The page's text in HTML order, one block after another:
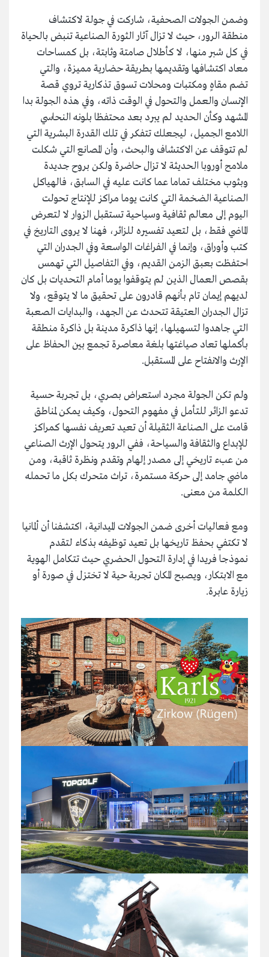
وضمن الجولات الصحفية، شاركت في جولة لاكتشاف
منطقة الرور، حيث لا تزال آثار الثورة الصناعية تنبض بالحياة
في كل شبر منها، لا كأطلال صامتة وثابتة، بل كمساحات
معاد اكتشافها وتقديمها بطريقة حضارية مميزة، والتي
تضم مقاهٍ ومكتبات ومحلات تسوق تذكارية تروي قصة
الإنسان والعمل والتحول في الوقت ذاته، وفي هذه الجولة بدا
المشهد وكأن الحديد لم يبرد بعد محتفظا بلونه النحاسي
اللامع الجميل، ليجعلك تتفكر في تلك القدرة البشرية التي
لم تتوقف عن الاكتشاف والبحث، وأن المصانع التي شكلت
ملامح أوروبا الحديثة لا تزال حاضرة ولكن بروح جديدة
وبثوب مختلف تماما عما كانت عليه في السابق، فالهياكل
الصناعية الضخمة التي كانت يوما مراكز للإنتاج تحولت
اليوم إلى معالم ثقافية وسياحية تستقبل الزوار لا لتعرض
الماضي فقط، بل لتعيد تفسيره للزائر، فهنا لا يروى التاريخ في
كتب وأوراق، وإنما في الفراغات الواسعة وفي الجدران التي
احتفظت بعبق الزمن القديم، وفي التفاصيل التي تهمس
بقصص العمال الذين لم يتوقفوا يوما أمام التحديات بل كان
لديهم إيمان تام بأنهم قادرون على تحقيق ما لا يتوقع، ولا
تزال الجدران العتيقة تتحدث عن الجهد، والبدايات الصعبة
التي جاهدوا لتسهيلها، إنها ذاكرة مدينة بل ذاكرة منطقة
بأكملها تعاد صياغتها بلغة معاصرة تجمع بين الحفاظ على
الإرث والانفتاح على المستقبل.
ولم تكن الجولة مجرد استعراض بصري، بل تجربة حسية
تدعو الزائر للتأمل في مفهوم التحول، وكيف يمكن لمناطق
قامت على الصناعة الثقيلة أن تعيد تعريف نفسها كمراكز
للإبداع والثقافة والسياحة، ففي الرور يتحول الإرث الصناعي
من عبء تاريخي إلى مصدر إلهام وتقدم ونظرة ثاقبة، ومن
ماضي جامد إلى حركة مستمرة، تراث متحرك بكل ما تحمله
الكلمة من معنى.
ومع فعاليات أخرى ضمن الجولات الميدانية، اكتشفنا أن ألمانيا
لا تكتفي بحفظ تاريخها بل تعيد توظيفه بذكاء لتقدم
نموذجا فريدا في إدارة التحول الحضري حيث تتكامل الهوية
مع الابتكار، ويصبح المكان تجربة حية لا تختزل في صورة أو
زيارة عابرة.